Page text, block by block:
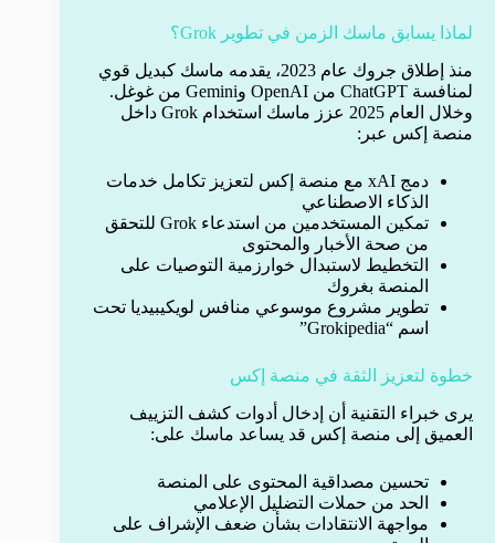
لماذا يسابق ماسك الزمن في تطوير Grok؟
منذ إطلاق جروك عام 2023، يقدمه ماسك كبديل قوي
لمنافسة ChatGPT من OpenAI وGemini من غوغل.
وخلال العام 2025 عزز ماسك استخدام Grok داخل
منصة إكس عبر:
دمج xAI مع منصة إكس لتعزيز تكامل خدمات
الذكاء الاصطناعي
تمكين المستخدمين من استدعاء Grok للتحقق
من صحة الأخبار والمحتوى
التخطيط لاستبدال خوارزمية التوصيات على
المنصة بغروك
تطوير مشروع موسوعي منافس لويكيبيديا تحت
اسم “Grokipedia”
خطوة لتعزيز الثقة في منصة إكس
يرى خبراء التقنية أن إدخال أدوات كشف التزييف
العميق إلى منصة إكس قد يساعد ماسك على:
تحسين مصداقية المحتوى على المنصة
الحد من حملات التضليل الإعلامي
مواجهة الانتقادات بشأن ضعف الإشراف على